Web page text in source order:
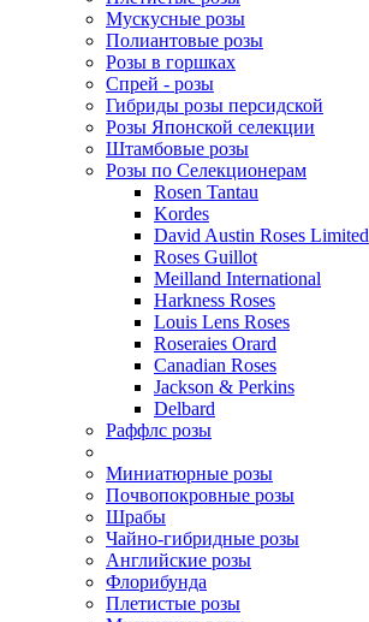
Мускусные розы
Полиантовые розы
Розы в горшках
Спрей - розы
Гибриды розы персидской
Розы Японской селекции
Штамбовые розы
Розы по Селекционерам
Rosen Tantau
Kordes
David Austin Roses Limited
Roses Guillot
Meilland International
Harkness Roses
Louis Lens Roses
Roseraies Orard
Canadian Roses
Jackson & Perkins
Delbard
Раффлс розы
Миниатюрные розы
Почвопокровные розы
Шрабы
Чайно-гибридные розы
Английские розы
Флорибунда
Плетистые розы